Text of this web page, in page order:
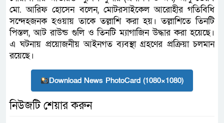
মো. আরিফ হোসেন বলেন, মোটরসাইকেল আরোহীর গতিবিধি
সন্দেহজনক হওয়ায় তাকে তল্লাশি করা হয়। তল্লাশিতে তিনটি
পিস্তল, আট রাউন্ড গুলি ও তিনটি ম্যাগাজিন উদ্ধার করা হয়েছে।
এ ঘটনায় প্রয়োজনীয় আইনগত ব্যবস্থা গ্রহণের প্রক্রিয়া চলমান
রয়েছে।
Download News PhotoCard (1080×1080)
নিউজটি শেয়ার করুন